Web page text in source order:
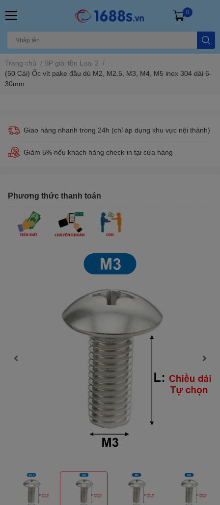
0
Trang chủ / SP giải tồn Loại 2 /
(50 Cái) Ốc vít pake đầu dù M2, M2.5, M3, M4, M5 inox 304 dài 6-
30mm
Giao hàng nhanh trong 24h (chỉ áp dụng khu vực nội thành)
Giảm 5% nếu khách hàng check-in tại cửa hàng
Phương thức thanh toán